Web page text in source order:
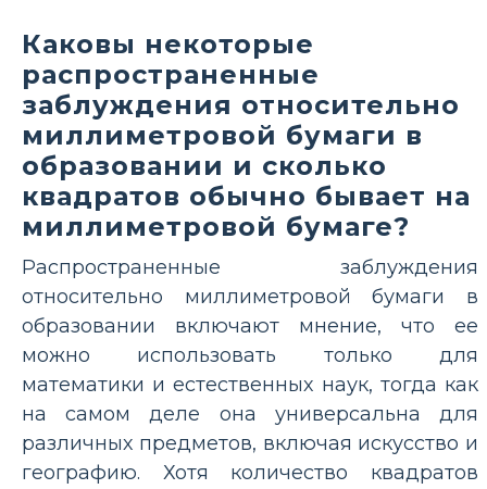
Каковы некоторые
распространенные
заблуждения относительно
миллиметровой бумаги в
образовании и сколько
квадратов обычно бывает на
миллиметровой бумаге?
Распространенные заблуждения
относительно миллиметровой бумаги в
образовании включают мнение, что ее
можно использовать только для
математики и естественных наук, тогда как
на самом деле она универсальна для
различных предметов, включая искусство и
географию. Хотя количество квадратов